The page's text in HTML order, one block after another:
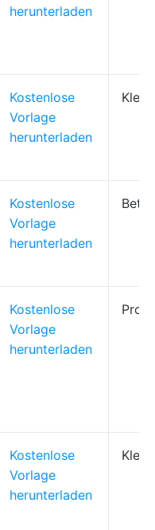
herunterladen
Kostenlose
Vorlage
herunterladen
Kostenlose
Vorlage
herunterladen
Kostenlose
Vorlage
herunterladen
Kostenlose
Vorlage
herunterladen